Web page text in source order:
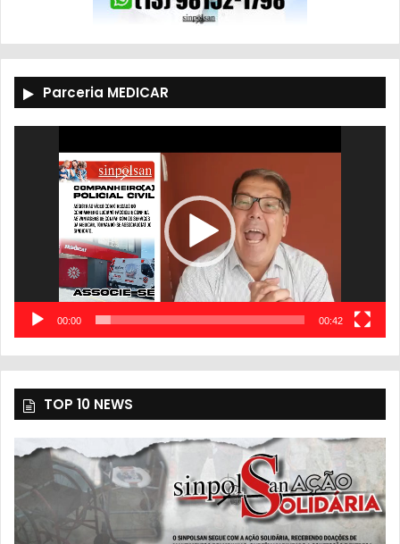
Parceria MEDICAR
00:00 00:42
TOP 10 NEWS